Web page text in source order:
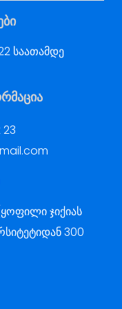
საათამდე
ჯიქიას
300